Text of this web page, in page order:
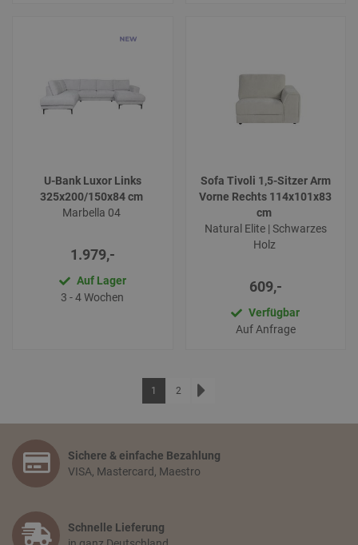
U-Bank Luxor Links
325x200/150x84 cm
Marbella 04
1.979,-
Auf Lager
3 - 4 Wochen
Sofa Tivoli 1,5-Sitzer Arm
Vorne Rechts 114x101x83
cm
Natural Elite | Schwarzes
Holz
609,-
Verfügbar
Auf Anfrage
Seite
Sie lesen gerade die Seite
1 Seite
2
Sichere & einfache Bezahlung
VISA, Mastercard, Maestro
Schnelle Lieferung